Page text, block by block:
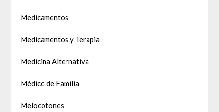
Medicamentos
Medicamentos y Terapia
Medicina Alternativa
Médico de Familia
Melocotones